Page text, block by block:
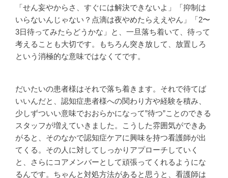
「せん妄やからさ、すぐには解決できないよ」「抑制は
いらないんじゃない？点滴は夜やめたらええやん」「2〜
3日待ってみたらどうかな」と、一旦落ち着いて、待って
考えることも大切です。もちろん突き放して、放置しろ
という消極的な意味ではなくてです。
だいたいの患者様はそれで落ち着きます。それで待てば
いいんだと、認知症患者様への関わり方や経験を積み、
少しずついい意味でおおらかになって”待つ”ことのできる
スタッフが増えていきました。こうした雰囲気ができあ
がると、そのなかで認知症ケアに興味を持つ看護師が出
てくる。その人に対してしっかりアプローチしていく
と、さらにコアメンバーとして頑張ってくれるようにな
るんです。ちゃんと対処方法があると思うと、看護師は